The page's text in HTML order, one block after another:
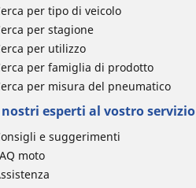
per tipo di veicolo
per stagione
per utilizzo
per famiglia di prodotto
per misura del pneumatico
esperti al vostro servizio
e suggerimenti
moto